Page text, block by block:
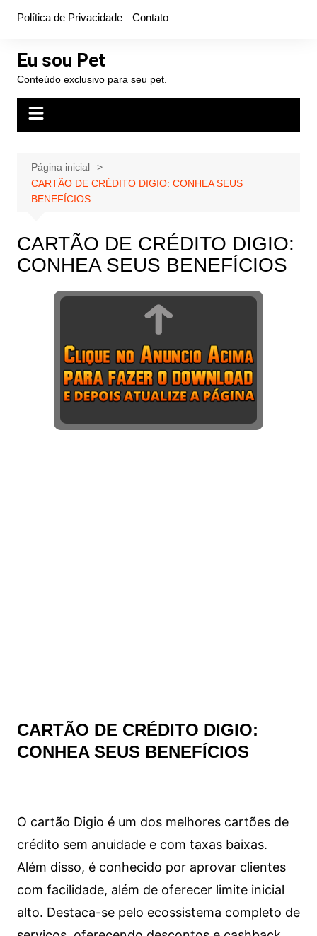
conteúdo
Política de Privacidade Contato
Eu sou Pet
Conteúdo exclusivo para seu pet.
Página inicial
CARTÃO DE CRÉDITO DIGIO: CONHEA SEUS
BENEFÍCIOS
CARTÃO DE CRÉDITO DIGIO:
CONHEA SEUS BENEFÍCIOS
CARTÃO DE CRÉDITO DIGIO:
CONHEA SEUS BENEFÍCIOS
O cartão Digio é um dos melhores cartões de
crédito sem anuidade e com taxas baixas.
Além disso, é conhecido por aprovar clientes
com facilidade, além de oferecer limite inicial
alto. Destaca-se pelo ecossistema completo de